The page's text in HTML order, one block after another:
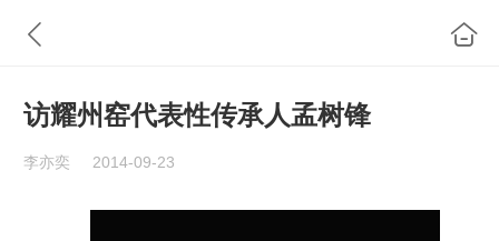
访耀州窑代表性传承人孟树锋
李亦奕 2014-09-23